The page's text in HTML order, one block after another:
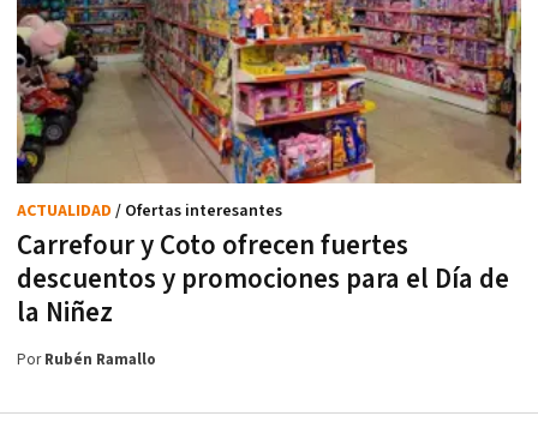
Carrefour y Coto ofrecen fuertes
descuentos y promociones para el Día de
la Niñez
ACTUALIDAD / Ofertas interesantes
PorRubén Ramallo